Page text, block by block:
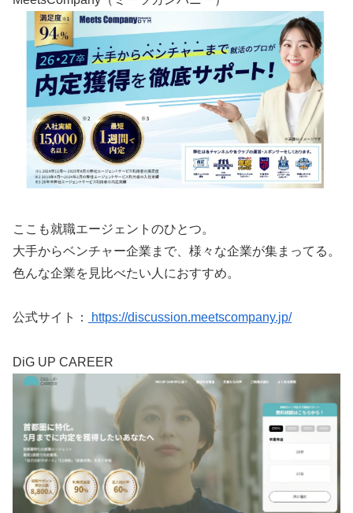
ここも就職エージェントのひとつ。
大手からベンチャー企業まで、様々な企業が集まってる。
色んな企業を見比べたい人におすすめ。
公式サイト： https://discussion.meetscompany.jp/
DiG UP CAREER